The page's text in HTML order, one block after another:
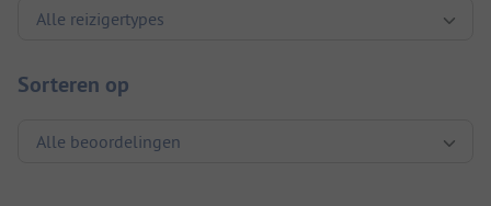
Sorteren op